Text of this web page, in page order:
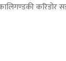
करिडोर